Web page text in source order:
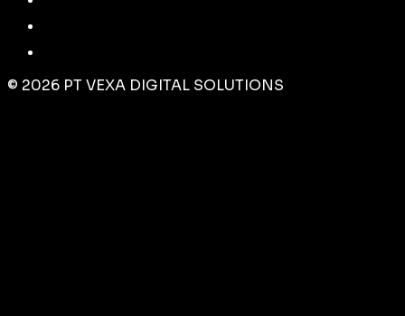
© 2026 PT VEXA DIGITAL SOLUTIONS